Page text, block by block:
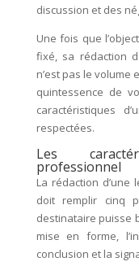
discussion et des
Une fois que
fixé, sa rédaction
n’est pas le volume
quintessence de
caractéristiques
respectées.
Les
professionnel
La rédaction
doit remplir cinq
destinataire puisse
mise en forme,
conclusion et la